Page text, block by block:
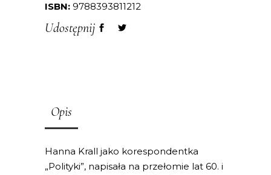
ISBN: 9788393811212
Udostępnij
Opis
Hanna Krall jako korespondentka
„Polityki”, napisała na przełomie lat 60. i